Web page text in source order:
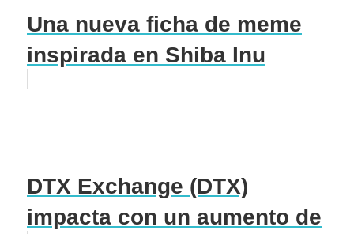
Una nueva ficha de meme
inspirada en Shiba Inu
DTX Exchange (DTX)
impacta con un aumento de